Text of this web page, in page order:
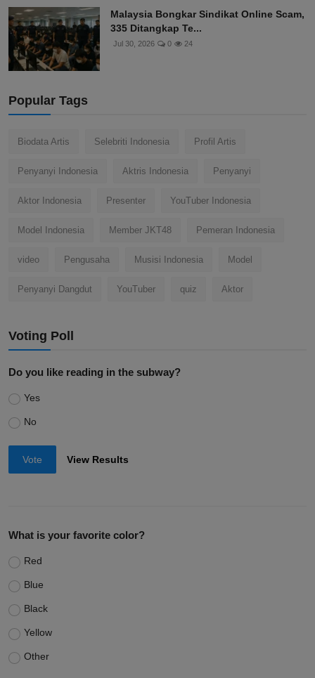
Malaysia Bongkar Sindikat Online Scam,
335 Ditangkap Te...
Jul 30, 2026 0 24
Popular Tags
Biodata Artis Selebriti Indonesia Profil Artis
Penyanyi Indonesia Aktris Indonesia Penyanyi
Aktor Indonesia Presenter YouTuber Indonesia
Model Indonesia Member JKT48 Pemeran Indonesia
video Pengusaha Musisi Indonesia Model
Penyanyi Dangdut YouTuber quiz Aktor
Voting Poll
Do you like reading in the subway?
Yes
No
Vote View Results
What is your favorite color?
Red
Blue
Black
Yellow
Other